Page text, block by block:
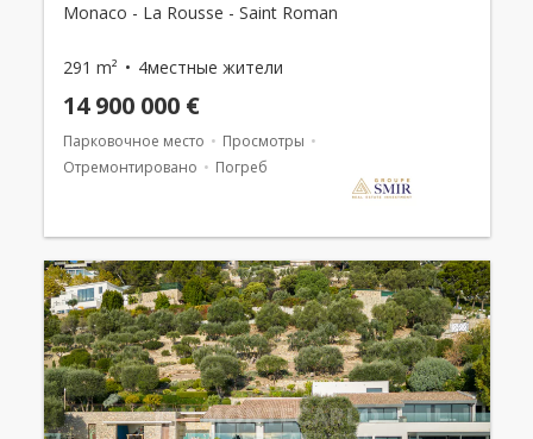
Monaco - La Rousse - Saint Roman
291 m² 4местные жители
14 900 000 €
Парковочное место
Просмотры
Отремонтировано
Погреб